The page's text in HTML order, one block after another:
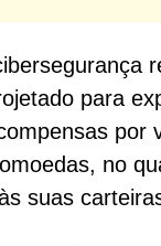
para
por
no
suas